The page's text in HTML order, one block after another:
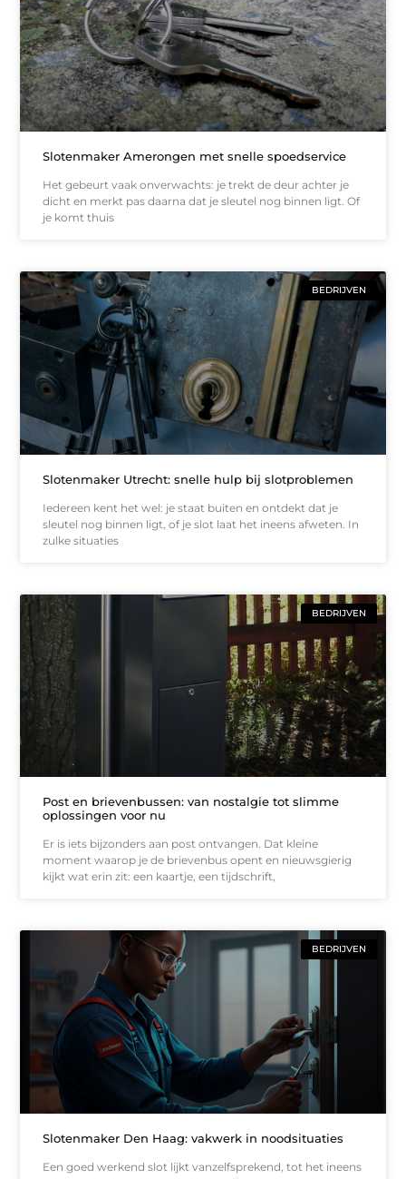
Slotenmaker Amerongen met snelle spoedservice
Het gebeurt vaak onverwachts: je trekt de deur achter je
dicht en merkt pas daarna dat je sleutel nog binnen ligt. Of
je komt thuis
BEDRIJVEN
Slotenmaker Utrecht: snelle hulp bij slotproblemen
Iedereen kent het wel: je staat buiten en ontdekt dat je
sleutel nog binnen ligt, of je slot laat het ineens afweten. In
zulke situaties
BEDRIJVEN
Post en brievenbussen: van nostalgie tot slimme
oplossingen voor nu
Er is iets bijzonders aan post ontvangen. Dat kleine
moment waarop je de brievenbus opent en nieuwsgierig
kijkt wat erin zit: een kaartje, een tijdschrift,
BEDRIJVEN
Slotenmaker Den Haag: vakwerk in noodsituaties
Een goed werkend slot lijkt vanzelfsprekend, tot het ineens